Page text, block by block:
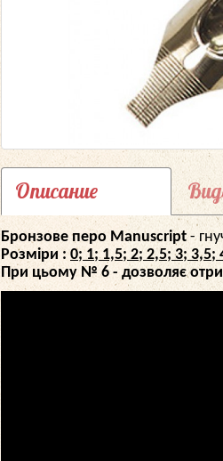
Описание
Бронзове перо Manuscript-
Розміри : 0; 1; 1,5; 2; 2,5; 3; 3,5;
При цьому № 6 - дозволяє